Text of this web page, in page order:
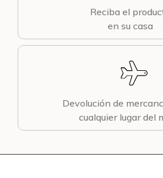
Reciba el
en su casa
Devolución de
cualquier lugar del